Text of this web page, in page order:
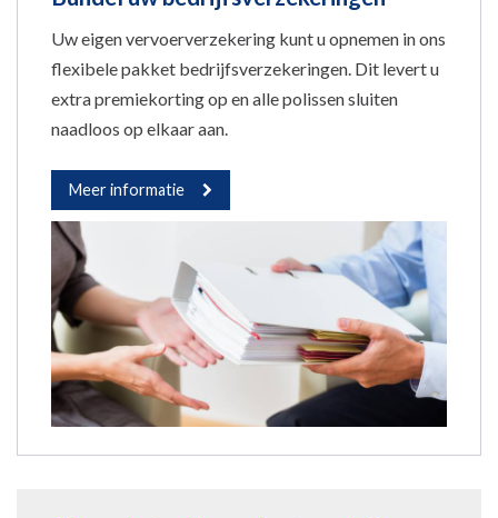
Uw eigen vervoerverzekering kunt u opnemen in ons
flexibele pakket bedrijfsverzekeringen. Dit levert u
extra premiekorting op en alle polissen sluiten
naadloos op elkaar aan.
Meer informatie